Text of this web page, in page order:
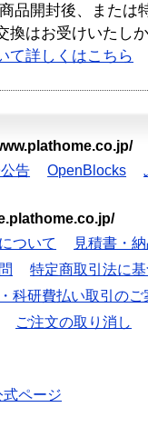
品開封後、または
換はお受けいたし
て詳しくはこちら
告 OpenBlocks
ついて
見積書・
特定商取引法に
科研費払い取引のご
ご注文の取り消し
ページ